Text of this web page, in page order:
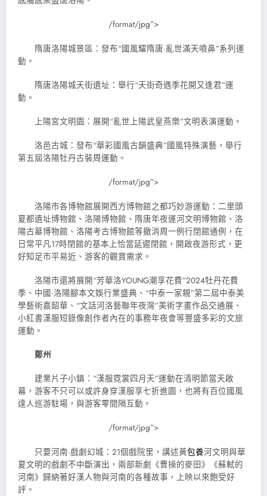
/format/jpg”>
隋唐洛陽城景區：發布“國風耀隋唐·亂世滿天噴鼻”系列運
動。
隋唐洛陽城天街遺址：舉行“天街奇遇季花開又逢君”運
動。
上陽宮文明園：展開“亂世上陽武皇燕樂”文明表演運動。
洛邑古城：發布“華彩國風古韻盛典”國風特殊演藝，舉行
第五屆洛陽牡丹古裝周運動。
/format/jpg”>
洛陽市各博物館展開西方博物館之都巧妙游運動：二里頭
夏都遺址博物館、洛陽博物館、隋唐年夜運河文明博物館、洛
陽古墓博物館、洛陽考古博物館等撤消周一例行閉館通例，在
日常平凡17時閉館的基本上恰當延遲閉館，開啟夜游形式，更
好知足市平易近、游客的觀賞需求。
洛陽市還將展開“芳華洛YOUNG潮享花費”2024牡丹花費
季、中國·洛陽腳本文娛行業盛典、“中泰一家親”第二屆中泰美
學藝術嘉韶華、“文話河洛藝聯年夜灣”美術字畫作品交通展、
小紅書漢服短錄像創作者內在的事務年夜會等豐盛多彩的文旅
運動。
鄭州
建業片子小鎮：“漢服霓裳四月天”運動在清明節當天啟
幕，游客不只可以或許身穿漢服享七折進園，也將有百位國風
達人巡游駐場，與游客零間隔互動。
/format/jpg”>
只要河南·戲劇幻城：21個戲院里，講述黃包養河文明與華
夏文明的戲劇不中斷演出，兩部新劇《曹操的麥田》《蘇軾的
河南》歸納著好漢人物與河南的各種故事，上映以來飽受好
評。